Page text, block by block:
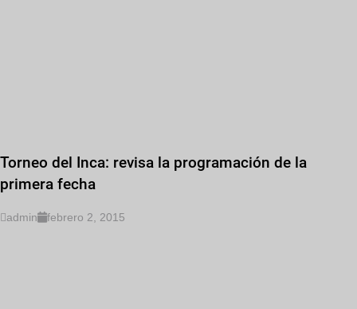
Torneo del Inca: revisa la programación de la
primera fecha
admin febrero 2, 2015